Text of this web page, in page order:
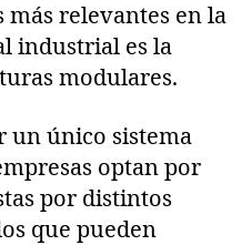
más relevantes en la
industrial es la
modulares.
un único sistema
optan por
por distintos
que pueden